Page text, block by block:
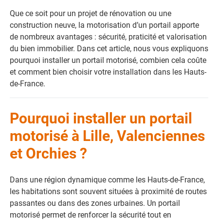
Que ce soit pour un projet de rénovation ou une
construction neuve, la motorisation d’un portail apporte
de nombreux avantages : sécurité, praticité et valorisation
du bien immobilier. Dans cet article, nous vous expliquons
pourquoi installer un portail motorisé, combien cela coûte
et comment bien choisir votre installation dans les Hauts-
de-France.
Pourquoi installer un portail
motorisé à Lille, Valenciennes
et Orchies ?
Dans une région dynamique comme les Hauts-de-France,
les habitations sont souvent situées à proximité de routes
passantes ou dans des zones urbaines. Un portail
motorisé permet de renforcer la sécurité tout en